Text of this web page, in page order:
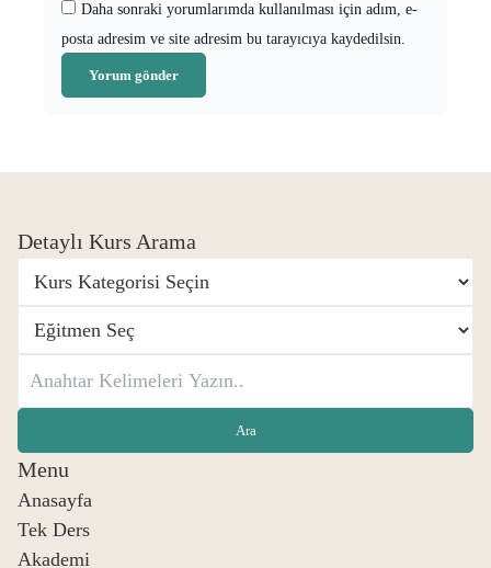
Daha sonraki yorumlarımda kullanılması için adım, e-
posta adresim ve site adresim bu tarayıcıya kaydedilsin.
Detaylı Kurs Arama
Menu
Anasayfa
Tek Ders
Akademi